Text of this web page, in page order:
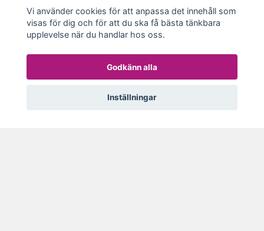
Om Oss
Kundklubb
Ångerrätt - Reklamation
Vi använder cookies för att anpassa det innehåll som
visas för dig och för att du ska få bästa tänkbara
upplevelse när du handlar hos oss.
Godkänn alla
Inställningar